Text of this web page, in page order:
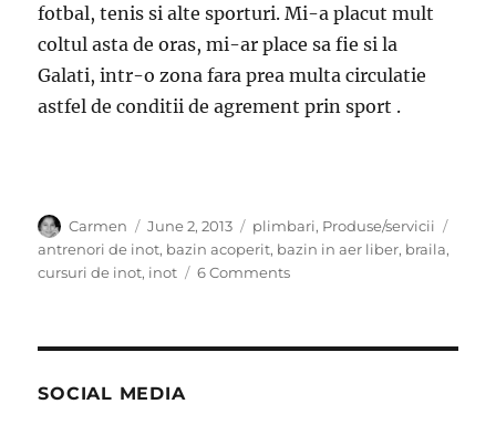
fotbal, tenis si alte sporturi. Mi-a placut mult
coltul asta de oras, mi-ar place sa fie si la
Galati, intr-o zona fara prea multa circulatie
astfel de conditii de agrement prin sport .
Author
Carmen
Posted
on
June 2, 2013 Categories
plimbari, Produse/servicii
antrenori de inot, bazin acoperit, bazin in aer liber, braila,
cursuri de inot, inot 6 Commentson
SOCIAL MEDIA